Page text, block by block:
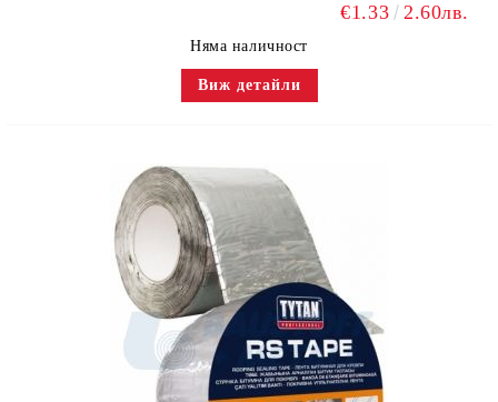
€1.33 2.60лв.
Няма наличност
Виж детайли